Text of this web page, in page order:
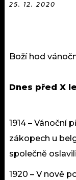
MIX
25. 12. 2020
Boží hod
Dnes před X
1914 – Vánoční
zákopech u
společně
1920 – V nově